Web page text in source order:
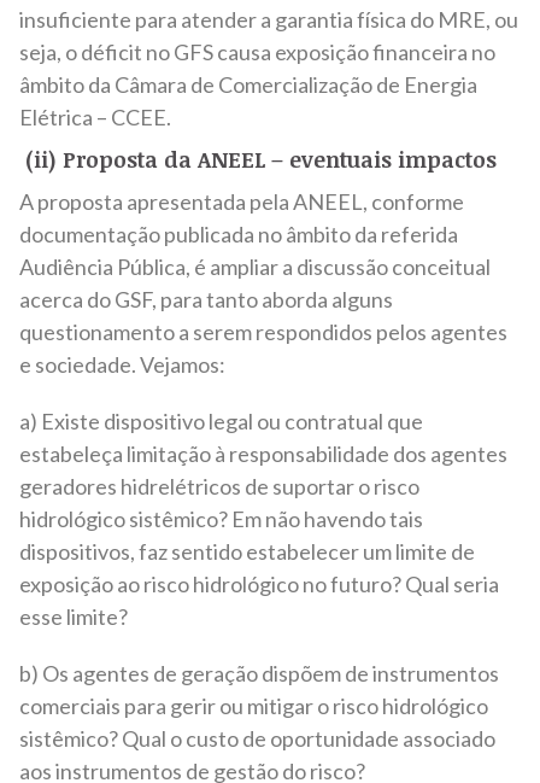
insuficiente para atender a garantia física do MRE, ou
seja, o déficit no GFS causa exposição financeira no
âmbito da Câmara de Comercialização de Energia
Elétrica – CCEE.
(ii) Proposta da ANEEL – eventuais impactos
A proposta apresentada pela ANEEL, conforme
documentação publicada no âmbito da referida
Audiência Pública, é ampliar a discussão conceitual
acerca do GSF, para tanto aborda alguns
questionamento a serem respondidos pelos agentes
e sociedade. Vejamos:
a) Existe dispositivo legal ou contratual que
estabeleça limitação à responsabilidade dos agentes
geradores hidrelétricos de suportar o risco
hidrológico sistêmico? Em não havendo tais
dispositivos, faz sentido estabelecer um limite de
exposição ao risco hidrológico no futuro? Qual seria
esse limite?
b) Os agentes de geração dispõem de instrumentos
comerciais para gerir ou mitigar o risco hidrológico
sistêmico? Qual o custo de oportunidade associado
aos instrumentos de gestão do risco?